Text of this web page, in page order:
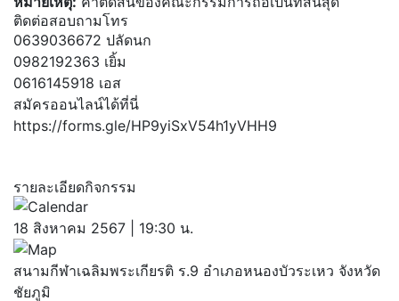
ติดต่อสอบถามโทร
0639036672 ปลัดนก
0982192363 เยิ้ม
0616145918 เอส
สมัครออนไลน์ได้ที่นี่
https://forms.gle/HP9yiSxV54h1yVHH9
รายละเอียดกิจกรรม
18 สิงหาคม 2567 | 19:30 น.
สนามกีฬาเฉลิมพระเกียรติ ร.9 อำเภอหนองบัวระเหว จังหวัด
ชัยภูมิ